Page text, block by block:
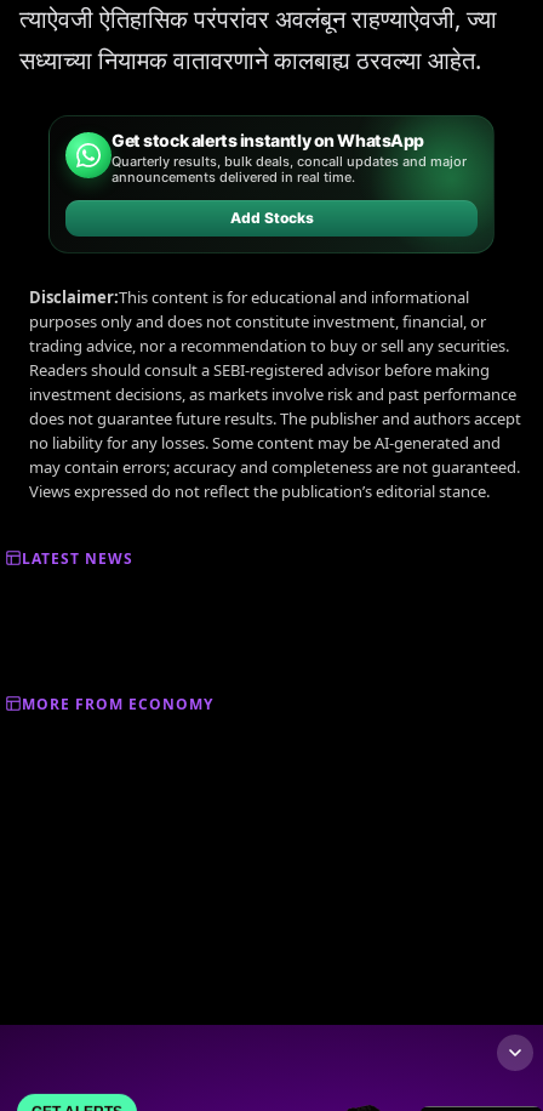
त्याऐवजी ऐतिहासिक परंपरांवर अवलंबून राहण्याऐवजी, ज्या
सध्याच्या नियामक वातावरणाने कालबाह्य ठरवल्या आहेत.
Get stock alerts instantly on WhatsApp
Quarterly results, bulk deals, concall updates and major
announcements delivered in real time.
Add Stocks
Disclaimer:This content is for educational and informational
purposes only and does not constitute investment, financial, or
trading advice, nor a recommendation to buy or sell any securities.
Readers should consult a SEBI-registered advisor before making
investment decisions, as markets involve risk and past performance
does not guarantee future results. The publisher and authors accept
no liability for any losses. Some content may be AI-generated and
may contain errors; accuracy and completeness are not guaranteed.
Views expressed do not reflect the publication’s editorial stance.
LATEST NEWS
MORE FROM ECONOMY